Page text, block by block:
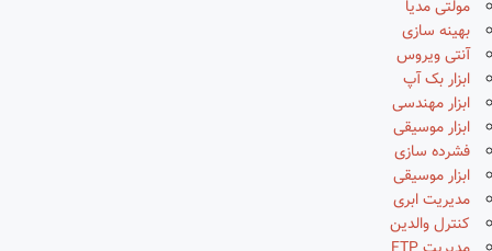
مولتی مدیا
بهینه سازی
آنتی ویروس
ابزار بک آپ
ابزار مهندسی
ابزار موسیقی
فشرده سازی
ابزار موسیقی
مدیریت ابری
کنترل والدین